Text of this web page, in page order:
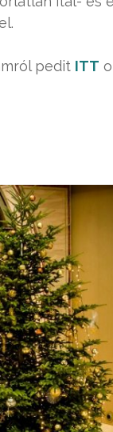
pedit ITT